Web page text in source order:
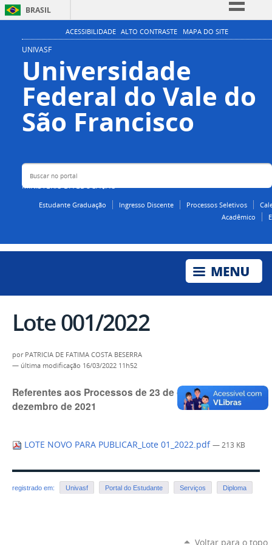
BRASIL
Simplifique!
Participe
Acesso à informação
Legislação
Canais
ACESSIBILIDADE ALTO CONTRASTE MAPA DO SITE
UNIVASF
Universidade
Federal do Vale do
São Francisco
MINISTÉRIO DA EDUCAÇÃO
Buscar no portal
Estudante Graduação Ingresso Discente Processos Seletivos
Acadêmico
Lote 001/2022
por PATRICIA DE FATIMA COSTA BESERRA
— última modificação 16/03/2022 11h52
Referentes aos Processos de 23 de outubro a 31 de
dezembro de 2021
LOTE NOVO PARA PUBLICAR_Lote 01_2022.pdf — 213 KB
registrado em: Univasf Portal do Estudante Serviços Diploma
Voltar para o topo